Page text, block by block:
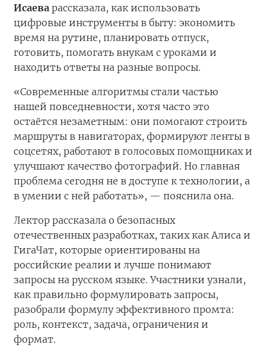
Исаева рассказала, как использовать
цифровые инструменты в быту: экономить
время на рутине, планировать отпуск,
готовить, помогать внукам с уроками и
находить ответы на разные вопросы.
«Современные алгоритмы стали частью
нашей повседневности, хотя часто это
остаётся незаметным: они помогают строить
маршруты в навигаторах, формируют ленты в
соцсетях, работают в голосовых помощниках и
улучшают качество фотографий. Но главная
проблема сегодня не в доступе к технологии, а
в умении с ней работать», — пояснила она.
Лектор рассказала о безопасных
отечественных разработках, таких как Алиса и
ГигаЧат, которые ориентированы на
российские реалии и лучше понимают
запросы на русском языке. Участники узнали,
как правильно формулировать запросы,
разобрали формулу эффективного промта:
роль, контекст, задача, ограничения и
формат.